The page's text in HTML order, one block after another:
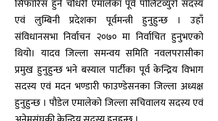
सिफारिस हुने चौधरी एमालेका पूर्व पोलिटव्युरो सदस्य
एवं लुम्बिनी प्रदेशका पूर्वमन्त्री हुनुहुन्छ । उहाँ
संविधानसभा निर्वाचन २०७० मा निर्वाचित हुनुभएको
थियो। यादव जिल्ला समन्वय समिति नवलपरासीका
प्रमुख हुनुहुन्छ भने बस्याल पार्टीका पूर्व केन्द्रिय विभाग
सदस्य एवं मदन भण्डारी फाउण्डेसनका जिल्ला अध्यक्ष
हुनुहुन्छ । पौडेल एमालेको जिल्ला सचिवालय सदस्य एवं